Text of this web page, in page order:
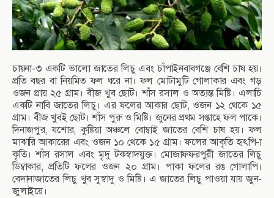
চায়না-৩ একটি ভালো জাতের লিচু এবং চাঁপাইনবাবগঞ্জে বেশি চাষ হয়।
প্রতি বছর বা নিয়মিত ফল ধরে না। ফল মোটামুটি গোলাকার এবং গড়
ওজন প্রায় ২৫ গ্রাম। বীজ খুব ছোট। শাঁস রসাল ও অত্যন্ত মিষ্টি। এলাচি
একটি নাবি জাতের লিচু। এর ফলের আকার ছোট, ওজন ১২ থেকে ১৫
গ্রাম। বীজ খুবই ছোট। শাঁস পুরু ও মিষ্টি। জুনের প্রথম সপ্তাহে ফল পাকে।
দিনাজপুর, যশোর, কুষ্টিয়া অঞ্চলে বোম্বাই জাতের বেশি চাষ হয়। ফল
মাঝারি আকারের এবং ওজন ১০ থেকে ১৫ গ্রাম। ফলের আকৃতি হৃৎপি-া
কৃতি। শাঁস রসাল এবং মৃদু টকস্বাদযুক্ত। মোজাফফরপুরী জাতের লিচু
ডিম্বাকার, প্রতিটি ফলের ওজন ২০ গ্রাম। পাকা ফলের রঙ গোলাপি।
বেদানাজাতের লিচু খুব সুস্বাদু ও মিষ্টি। এ জাতের লিচু পাওয়া যায় জুন-
জুলাইয়ে।